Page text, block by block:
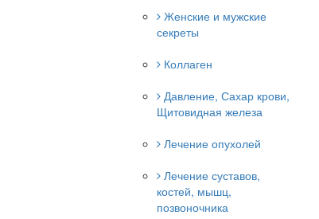
Женские и мужские
секреты
Коллаген
Давление, Сахар крови,
Щитовидная железа
Лечение опухолей
Лечение суставов,
костей, мышц,
позвоночника